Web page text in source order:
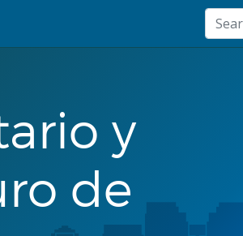
y
de